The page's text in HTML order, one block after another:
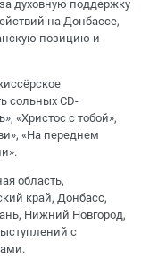
духовную поддержку
на Донбассе,
позицию и
сольных CD-
«Христос с тобой»,
«На переднем
область,
край, Донбасс,
Нижний Новгород,
с